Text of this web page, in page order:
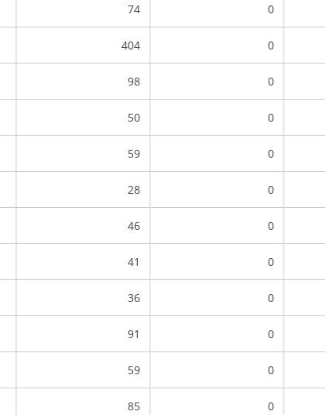
74 0
404 0
98 0
50 0
59 0
28 0
46 0
41 0
36 0
91 0
59 0
85 0